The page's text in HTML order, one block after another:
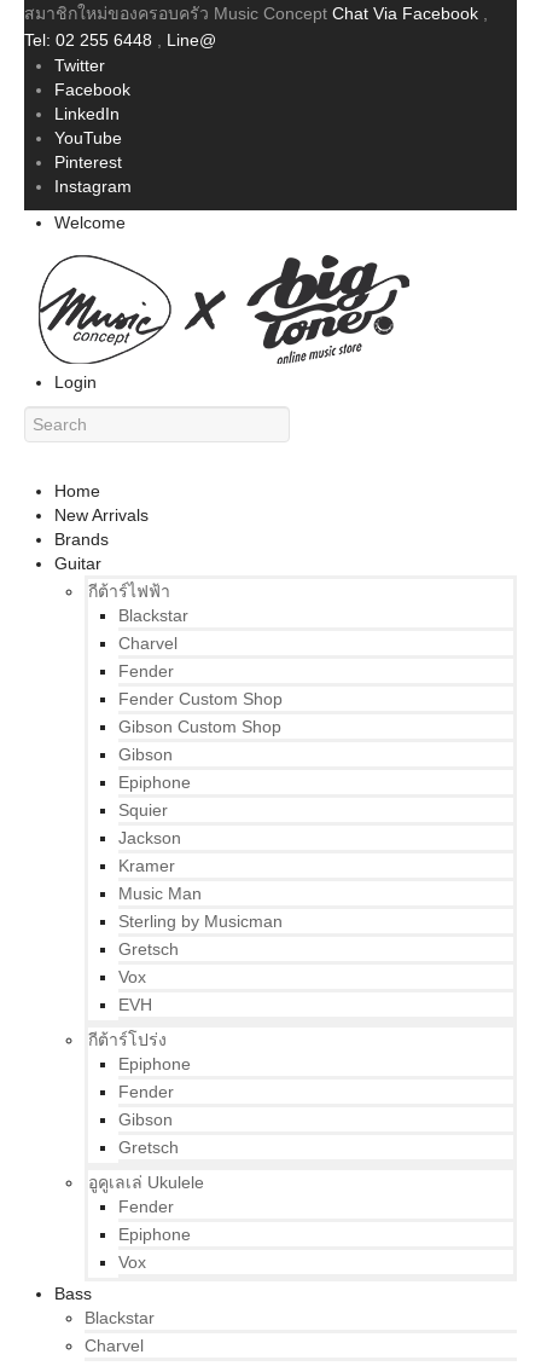
สมาชิกใหม่ของครอบครัว Music Concept Chat Via Facebook
Tel: 02 255 6448
Line@
Twitter
Facebook
LinkedIn
YouTube
Pinterest
Instagram
Welcome
Login
Home
New Arrivals
Brands
Guitar
กีต้าร์ไฟฟ้า
Blackstar
Charvel
Fender
Fender Custom Shop
Gibson Custom Shop
Gibson
Epiphone
Squier
Jackson
Kramer
Music Man
Sterling by Musicman
Gretsch
Vox
EVH
กีต้าร์โปร่ง
Epiphone
Fender
Gibson
Gretsch
อูคูเลเล่ Ukulele
Fender
Epiphone
Vox
Bass
Blackstar
Charvel